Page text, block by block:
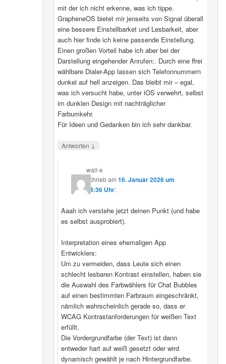
mit der ich nicht erkenne, was ich tippe.
GrapheneOS bietet mir jenseits von Signal überall
eine bessere Einstellbarket und Lesbarkeit, aber
auch hier finde ich keine passende Einstellung.
Einen großen Vorteil habe ich aber bei der
Darstellung eingehender Anrufen:. Durch eine ffrei
wählbare Dialer-App lassen sich Telefonnummern
dunkel auf hell anzeigen. Das bleibt mir – egal,
was ich versucht habe, unter iOS verwehrt, selbst
im dunklen Design mit nachträglicher
Farbumkehr.
Für Ideen und Gedanken bin ich sehr dankbar.
Antworten ↓
wall-e
schriebam16. Januar 2026 um
14:36 Uhr:
Aaah ich verstehe jetzt deinen Punkt (und habe
es selbst ausprobiert).
Interpretation eines ehemaligen App
Entwicklers:
Um zu vermeiden, dass Leute sich einen
schlecht lesbaren Kontrast einstellen, haben sie
die Auswahl des Farbwählers für Chat Bubbles
auf einen bestimmten Farbraum eingeschränkt,
nämlich wahrscheinlich gerade so, dass er
WCAG Kontrastanforderungen für weißen Text
erfüllt.
Die Vordergrundfarbe (der Text) ist dann
entweder hart auf weiß gesetzt oder wird
dynamisch gewählt je nach Hintergrundfarbe.